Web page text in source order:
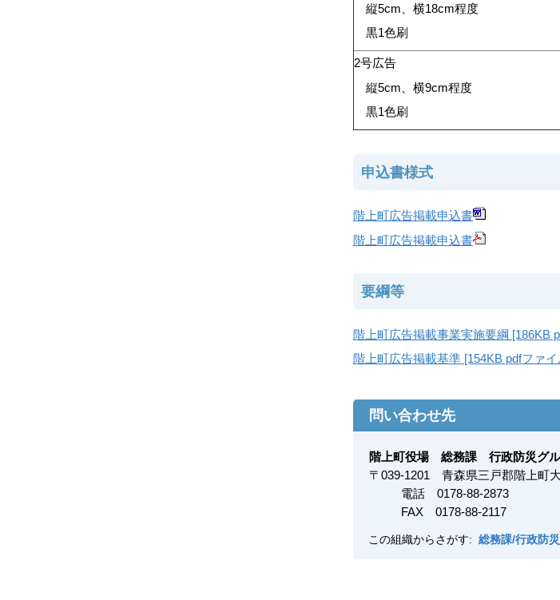
縦5cm、横18cm程度
黒1色刷
2号広告
縦5cm、横9cm程度
黒1色刷
申込書様式
階上町広告掲載申込書
階上町広告掲載申込書
要綱等
階上町広告掲載事業実施要綱 [186KB
階上町広告掲載基準 [154KB pdfファイ
問い合わせ先
階上町役場 総務課 行政防災グ
〒 039-1201
青森県三戸郡階上町
電話 0178-88-2873
FAX 0178-88-2117
この組織からさがす: 総務課/行政防